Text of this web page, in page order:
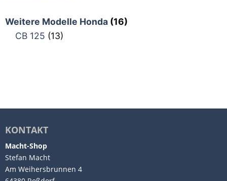
Weitere Modelle Honda (16)
CB 125 (13)
KONTAKT
Macht-Shop
Stefan Macht
Am Weihersbrunnen 4